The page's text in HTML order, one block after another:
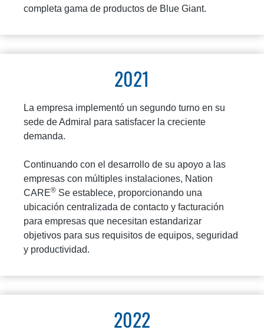
completa gama de productos de Blue Giant.
2021
La empresa implementó un segundo turno en su
sede de Admiral para satisfacer la creciente
demanda.
Continuando con el desarrollo de su apoyo a las
empresas con múltiples instalaciones, Nation
CARE® Se establece, proporcionando una
ubicación centralizada de contacto y facturación
para empresas que necesitan estandarizar
objetivos para sus requisitos de equipos, seguridad
y productividad.
2022